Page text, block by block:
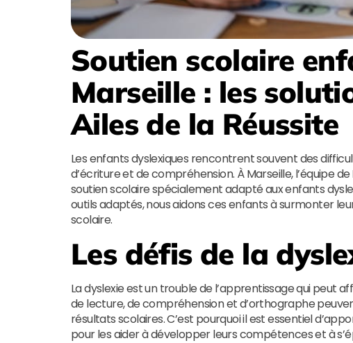
Soutien scolaire
Marseille : les
Ailes de la Réussite
Les enfants dyslexiques rencontrent souvent des
d’écriture et de compréhension. À Marseille, l’équipe de
soutien scolaire spécialement adapté aux enfants
outils adaptés, nous aidons ces enfants à surmonter
scolaire.
Les défis de la
La dyslexie est un trouble de l’apprentissage qui peut
de lecture, de compréhension et d’orthographe
résultats scolaires. C’est pourquoi il est essentiel
pour les aider à développer leurs compétences et à